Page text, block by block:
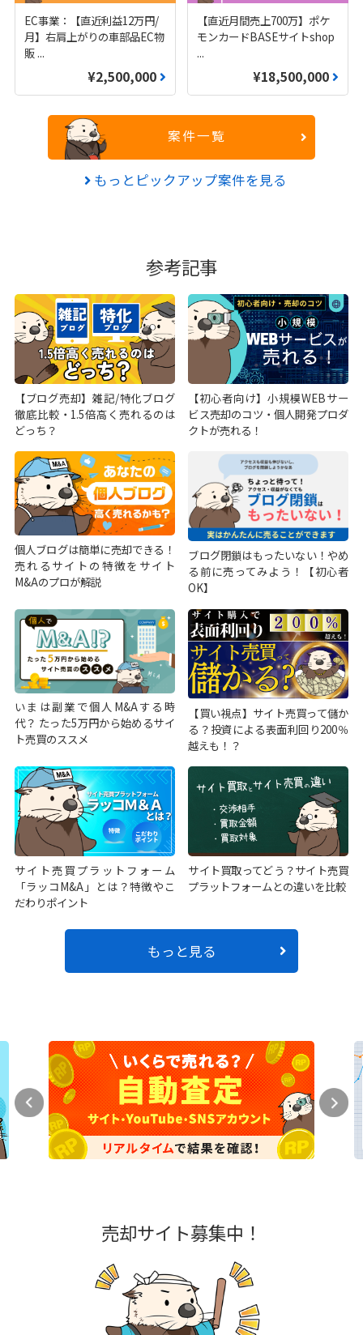
EC事業：【直近利益12万円/
月】右肩上がりの車部品EC物
販 ...
¥2,500,000
【直近月間売上700万】ポケ
モンカードBASEサイトshop
...
¥18,500,000
案件一覧
もっとピックアップ案件を見る
参考記事
【ブログ売却】雑記/特化ブログ
徹底比較・1.5倍高く売れるのは
どっち？
【初心者向け】小規模WEBサー
ビス売却のコツ・個人開発プロダ
クトが売れる！
個人ブログは簡単に売却できる！
売れるサイトの特徴をサイト
M&Aのプロが解説
ブログ閉鎖はもったいない！やめ
る前に売ってみよう！【初心者
OK】
いまは副業で個人M&Aする時
代？ たった5万円から始めるサイ
ト売買のススメ
【買い視点】サイト売買って儲か
る？投資による表面利回り200％
越えも！？
サイト売買プラットフォーム
「ラッコM&A」とは？特徴やこ
だわりポイント
サイト買取ってどう？サイト売買
プラットフォームとの違いを比較
もっと見る
売却サイト募集中！